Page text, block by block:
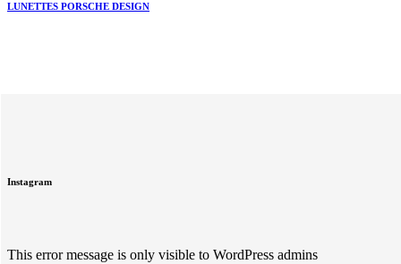
LUNETTES PORSCHE DESIGN
Instagram
This error message is only visible to WordPress admins